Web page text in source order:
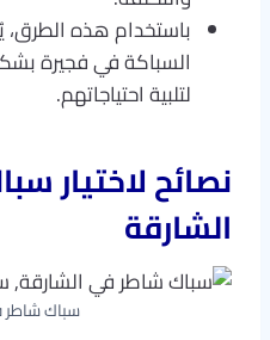
باستخدام هذه الطرق،
السباكة في فجيرة
لتلبية احتياجاتهم.
نصائح لاختيار
الشارقة
سباك شاطر